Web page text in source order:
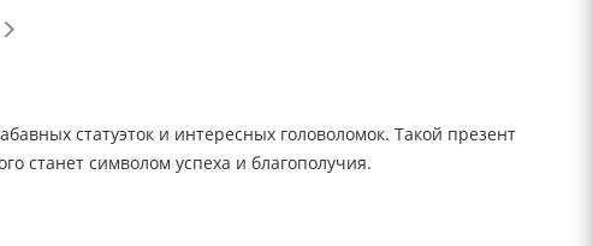
статуэток и интересных головоломок. Такой презент
станет символом успеха и благополучия.